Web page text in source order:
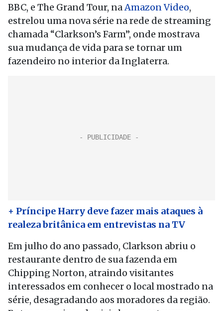
BBC, e The Grand Tour, naAmazon Video,
estrelou uma nova série na rede de streaming
chamada “Clarkson’s Farm”, onde mostrava
sua mudança de vida para se tornar um
fazendeiro no interior da Inglaterra.
+ Príncipe Harry deve fazer mais ataques à
realeza britânica em entrevistas na TV
Em julho do ano passado, Clarkson abriu o
restaurante dentro de sua fazenda em
Chipping Norton, atraindo visitantes
interessados em conhecer o local mostrado na
série, desagradando aos moradores da região.